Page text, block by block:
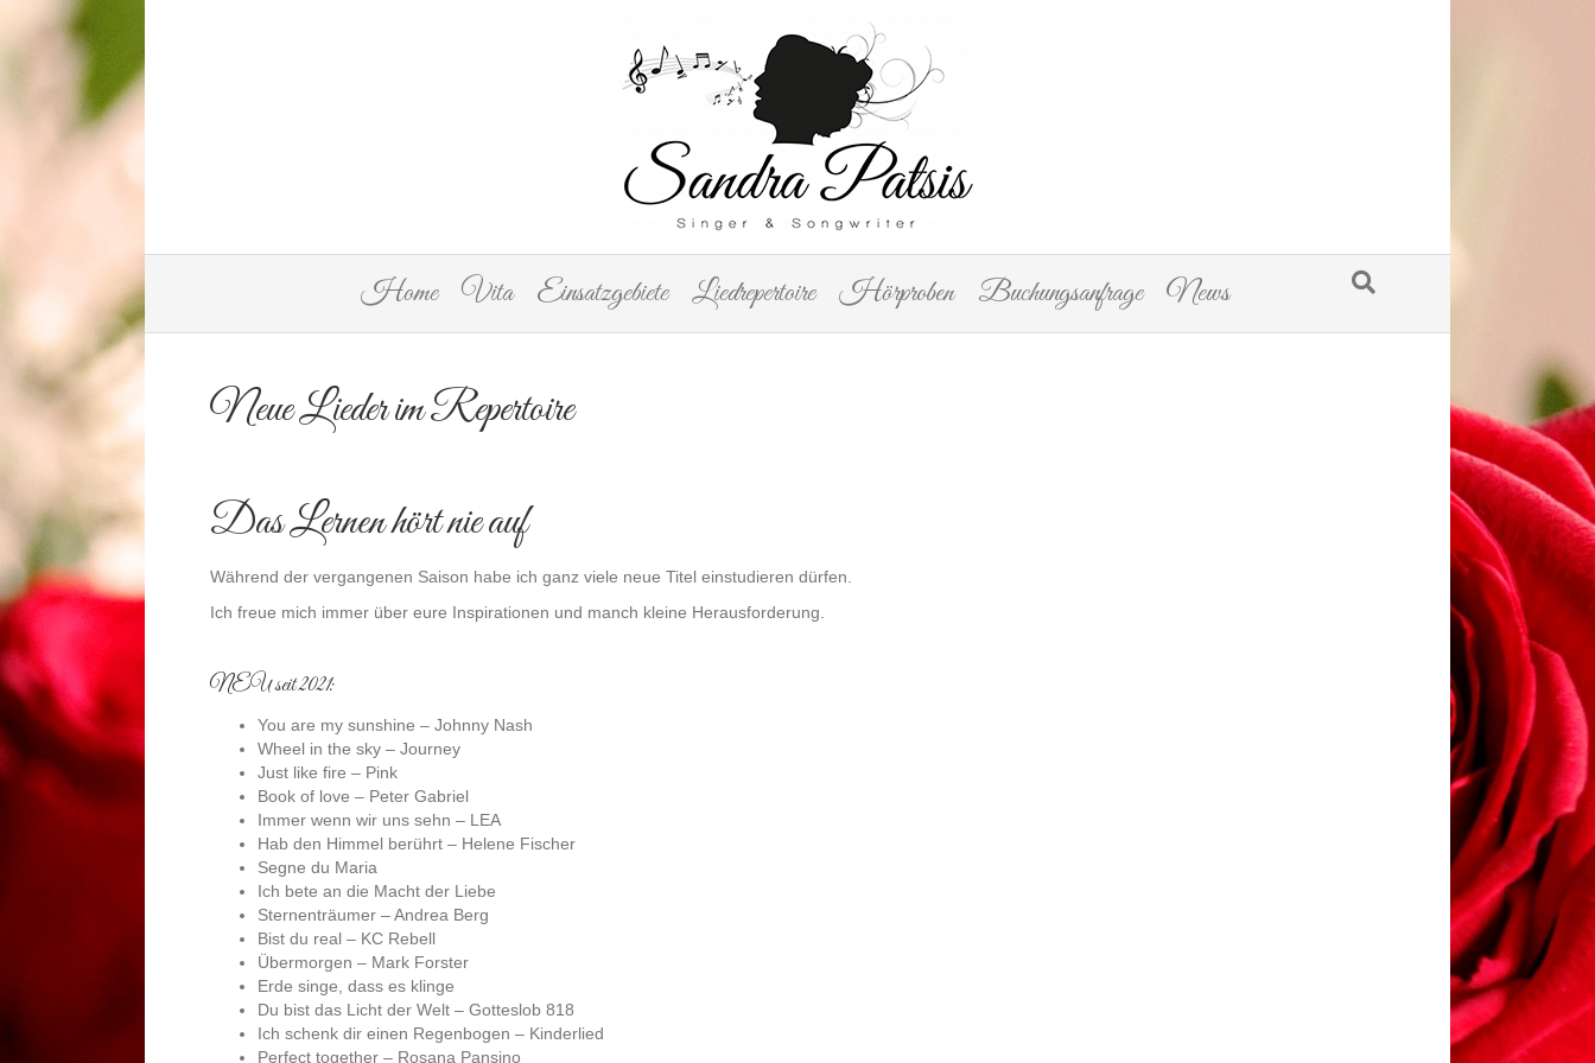
Home Vita Einsatzgebiete Liedrepertoire Hörproben Buchungsanfrage News
Neue Lieder im Repertoire
Das Lernen hört nie auf
Während der vergangenen Saison habe ich ganz viele neue Titel einstudieren dürfen.
Ich freue mich immer über eure Inspirationen und manch kleine Herausforderung.
NEU seit 2021:
You are my sunshine – Johnny Nash
Wheel in the sky – Journey
Just like fire – Pink
Book of love – Peter Gabriel
Immer wenn wir uns sehn – LEA
Hab den Himmel berührt – Helene Fischer
Segne du Maria
Ich bete an die Macht der Liebe
Sternenträumer – Andrea Berg
Bist du real – KC Rebell
Übermorgen – Mark Forster
Erde singe, dass es klinge
Du bist das Licht der Welt – Gotteslob 818
Ich schenk dir einen Regenbogen – Kinderlied
Perfect together – Rosana Pansino